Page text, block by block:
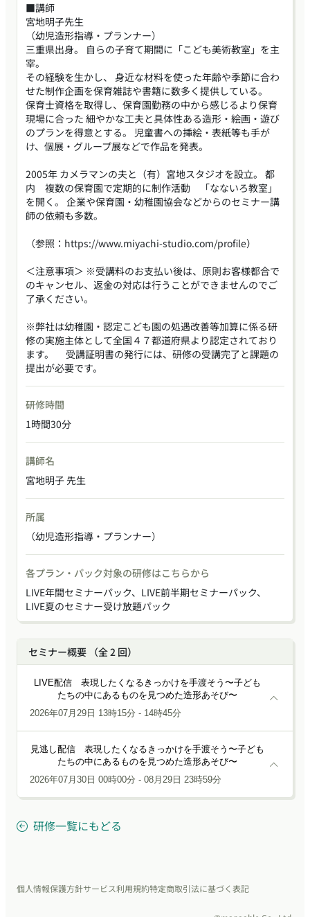
■講師
宮地明子先生
（幼児造形指導・プランナー）
三重県出身。 自らの子育て期間に「こども美術教室」を主
宰。
その経験を生かし、 身近な材料を使った年齢や季節に合わ
せた制作企画を保育雑誌や書籍に数多く提供している。
保育士資格を取得し、保育園勤務の中から感じるより保育
現場に合った 細やかな工夫と具体性ある造形・絵画・遊び
のプランを得意とする。 児童書への挿絵・表紙等も手が
け、個展・グループ展などで作品を発表。
2005年 カメラマンの夫と（有）宮地スタジオを設立。 都
内 複数の保育園で定期的に制作活動 「なないろ教室」
を開く。 企業や保育園・幼稚園協会などからのセミナー講
師の依頼も多数。
（参照：https://www.miyachi-studio.com/profile）
＜注意事項＞ ※受講料のお支払い後は、原則お客様都合で
のキャンセル、返金の対応は行うことができませんのでご
了承ください。
※弊社は幼稚園・認定こども園の処遇改善等加算に係る研
修の実施主体として全国４７都道府県より認定されており
ます。 受講証明書の発行には、研修の受講完了と課題の
提出が必要です。
研修時間
1時間30分
講師名
宮地明子 先生
所属
（幼児造形指導・プランナー）
各プラン・パック対象の研修はこちらから
LIVE年間セミナーパック、LIVE前半期セミナーパック、
LIVE夏のセミナー受け放題パック
セミナー概要 （全 2 回）
LIVE配信 表現したくなるきっかけを手渡そう〜子ども
たちの中にあるものを見つめた造形あそび〜
2026年07月29日 13時15分 - 14時45分
見逃し配信 表現したくなるきっかけを手渡そう〜子ども
たちの中にあるものを見つめた造形あそび〜
2026年07月30日 00時00分 - 08月29日 23時59分
研修一覧にもどる
個人情報保護方針サービス利用規約特定商取引法に基づく表記